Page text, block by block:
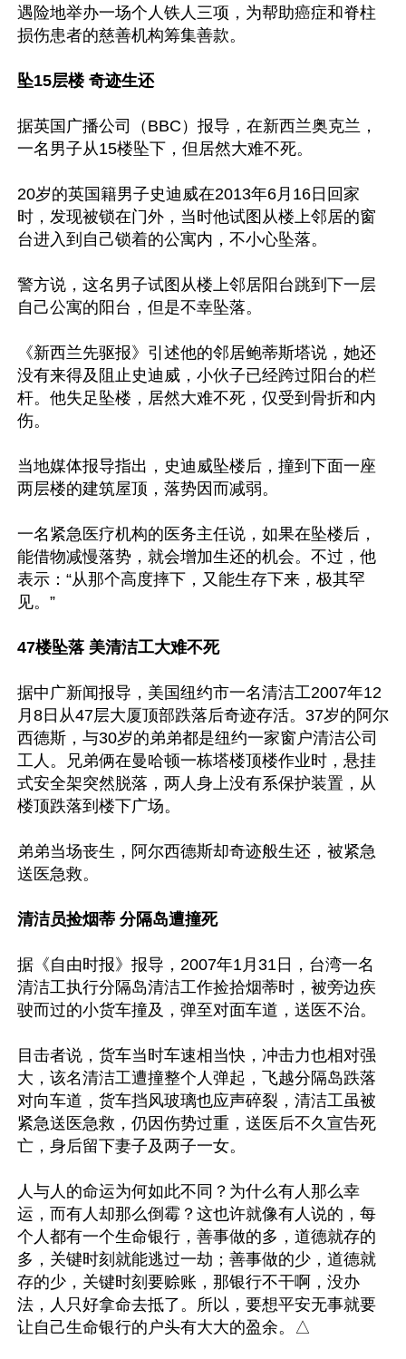
遇险地举办一场个人铁人三项，为帮助癌症和脊柱
损伤患者的慈善机构筹集善款。
坠15层楼 奇迹生还
据英国广播公司（BBC）报导，在新西兰奥克兰，
一名男子从15楼坠下，但居然大难不死。
20岁的英国籍男子史迪威在2013年6月16日回家
时，发现被锁在门外，当时他试图从楼上邻居的窗
台进入到自己锁着的公寓内，不小心坠落。
警方说，这名男子试图从楼上邻居阳台跳到下一层
自己公寓的阳台，但是不幸坠落。
《新西兰先驱报》引述他的邻居鲍蒂斯塔说，她还
没有来得及阻止史迪威，小伙子已经跨过阳台的栏
杆。他失足坠楼，居然大难不死，仅受到骨折和内
伤。
当地媒体报导指出，史迪威坠楼后，撞到下面一座
两层楼的建筑屋顶，落势因而减弱。
一名紧急医疗机构的医务主任说，如果在坠楼后，
能借物减慢落势，就会增加生还的机会。不过，他
表示：“从那个高度摔下，又能生存下来，极其罕
见。”
47楼坠落 美清洁工大难不死
据中广新闻报导，美国纽约市一名清洁工2007年12
月8日从47层大厦顶部跌落后奇迹存活。37岁的阿尔
西德斯，与30岁的弟弟都是纽约一家窗户清洁公司
工人。兄弟俩在曼哈顿一栋塔楼顶楼作业时，悬挂
式安全架突然脱落，两人身上没有系保护装置，从
楼顶跌落到楼下广场。
弟弟当场丧生，阿尔西德斯却奇迹般生还，被紧急
送医急救。
清洁员捡烟蒂 分隔岛遭撞死
据《自由时报》报导，2007年1月31日，台湾一名
清洁工执行分隔岛清洁工作捡拾烟蒂时，被旁边疾
驶而过的小货车撞及，弹至对面车道，送医不治。
目击者说，货车当时车速相当快，冲击力也相对强
大，该名清洁工遭撞整个人弹起，飞越分隔岛跌落
对向车道，货车挡风玻璃也应声碎裂，清洁工虽被
紧急送医急救，仍因伤势过重，送医后不久宣告死
亡，身后留下妻子及两子一女。
人与人的命运为何如此不同？为什么有人那么幸
运，而有人却那么倒霉？这也许就像有人说的，每
个人都有一个生命银行，善事做的多，道德就存的
多，关键时刻就能逃过一劫；善事做的少，道德就
存的少，关键时刻要赊账，那银行不干啊，没办
法，人只好拿命去抵了。所以，要想平安无事就要